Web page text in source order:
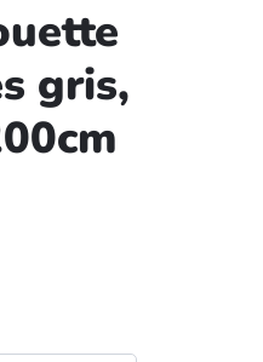
gris,